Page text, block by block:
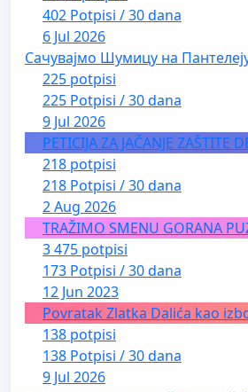
402 Potpisi / 30 dana
6 Jul 2026
Сачувајмо Шумицу на
225 potpisi
225 Potpisi / 30 dana
9 Jul 2026
PETICIJA ZA JAČANJE ZAŠTITE
218 potpisi
218 Potpisi / 30 dana
2 Aug 2026
TRAŽIMO SMENU GORANA
3 475 potpisi
173 Potpisi / 30 dana
12 Jun 2023
Povratak Zlatka Dalića kao
138 potpisi
138 Potpisi / 30 dana
9 Jul 2026